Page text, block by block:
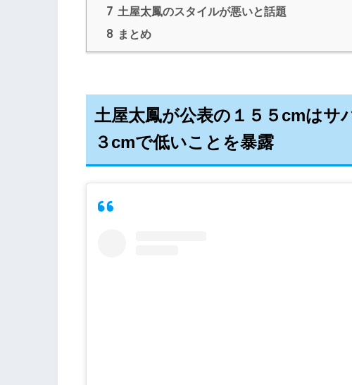
7 土屋太鳳のスタイルが悪いと話題
8 まとめ
土屋太鳳が公表の１５５cmはサ
３cmで低いことを暴露